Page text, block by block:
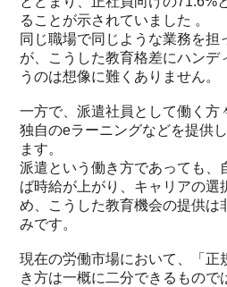
ることが示されていました 。
同じ職場で同じような業務を担
が、こうした教育格差にハンデ
うのは想像に難くありません。
一方で、派遣社員として働く方
独自のeラーニングなどを提供
ます。
派遣という働き方であっても、
ば時給が上がり、キャリアの選
め、こうした教育機会の提供は
みです。
現在の労働市場において、「正
き方は一概に二分できるもので